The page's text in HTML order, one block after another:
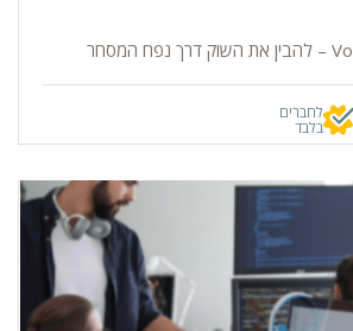
לחברים
בלבד